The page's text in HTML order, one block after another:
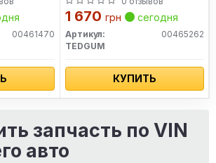
00461470
1 670 грн сегодня
Артикул:
00465262
TEDGUM
КУПИТЬ
запчасть по VIN
авто